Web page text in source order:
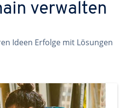
verwalten
Ideen Erfolge mit Lösungen